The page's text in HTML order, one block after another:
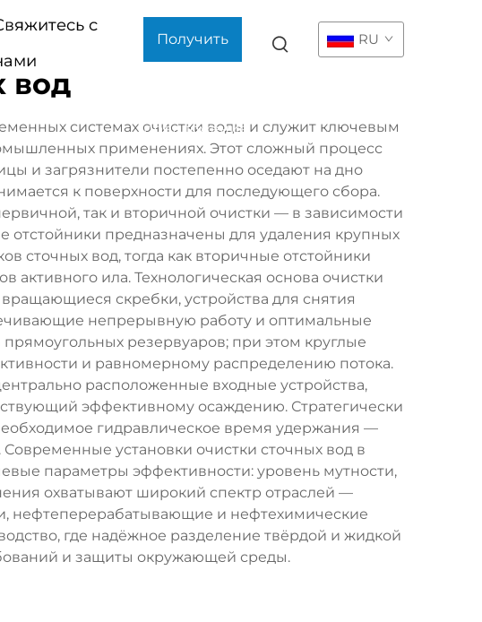
с
Получить
предложение
RU
вод
системах очистки воды и служит ключевым
применениях. Этот сложный процесс
и загрязнители постепенно оседают на дно
к поверхности для последующего сбора.
так и вторичной очистки — в зависимости
отстойники предназначены для удаления крупных
сточных вод, тогда как вторичные отстойники
ила. Технологическая основа очистки
скребки, устройства для снятия
непрерывную работу и оптимальные
резервуаров; при этом круглые
и равномерному распределению потока.
расположенные входные устройства,
эффективному осаждению. Стратегически
гидравлическое время удержания —
установки очистки сточных вод в
параметры эффективности: уровень мутности,
охватывают широкий спектр отраслей —
нефтеперерабатывающие и нефтехимические
где надёжное разделение твёрдой и жидкой
и защиты окружающей среды.